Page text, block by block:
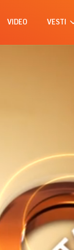
VIDEO VESTI